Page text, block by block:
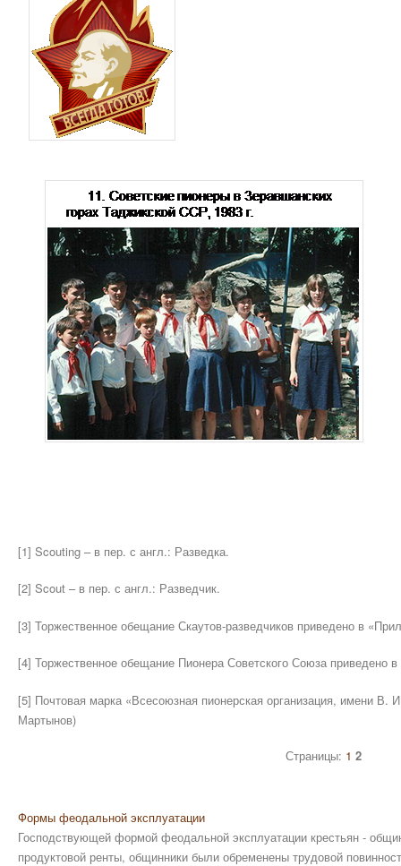
[1] Scouting – в пер. с англ.: Разведка.
[2] Scout – в пер. с англ.: Разведчик.
[3] Торжественное обещание Скаутов-разведчиков приведено в
[4] Торжественное обещание Пионера Советского Союза приведено
[5] Почтовая марка «Всесоюзная пионерская организация, имени
Мартынов)
Страницы: 1 2
Формы феодальной эксплуатации
Господствующей формой феодальной эксплуатации крестьян -
продуктовой ренты, общинники были обременены трудовой